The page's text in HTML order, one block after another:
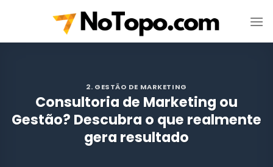
2. GESTÃO DE MARKETING
Consultoria de Marketing ou
Gestão? Descubra o que realmente
gera resultado